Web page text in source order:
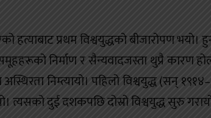
हत्याबाट प्रथम विश्वयुद्धको बीजारोपण भयो।
निर्माण र सैन्यवादजस्ता थुप्रै कारण
निम्त्यायो। पहिलो विश्वयुद्ध (सन्
त्यसको दुई दशकपछि दोस्रो विश्वयुद्ध सुरु